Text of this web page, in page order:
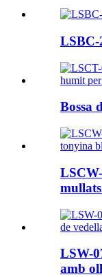
LSBC-
Bossa
LSW-
amb